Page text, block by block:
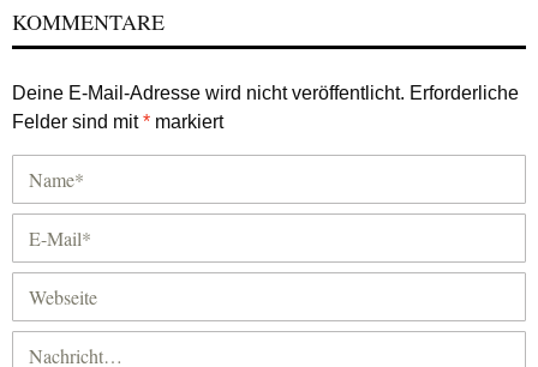
KOMMENTARE
Deine E-Mail-Adresse wird nicht veröffentlicht. Erforderliche
Felder sind mit* markiert